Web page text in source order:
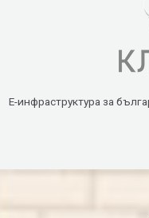
Е-инфраструктура за